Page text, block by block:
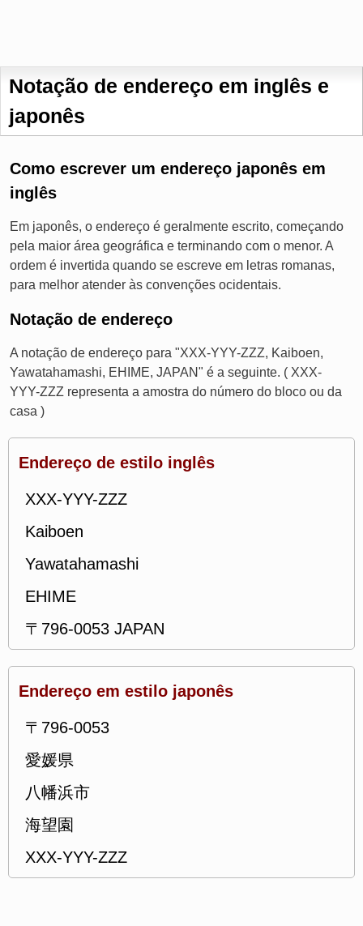
Notação de endereço em inglês e
japonês
Como escrever um endereço japonês em
inglês
Em japonês, o endereço é geralmente escrito, começando
pela maior área geográfica e terminando com o menor. A
ordem é invertida quando se escreve em letras romanas,
para melhor atender às convenções ocidentais.
Notação de endereço
A notação de endereço para "XXX-YYY-ZZZ, Kaiboen,
Yawatahamashi, EHIME, JAPAN" é a seguinte. ( XXX-
YYY-ZZZ representa a amostra do número do bloco ou da
casa )
Endereço de estilo inglês
XXX-YYY-ZZZ
Kaiboen
Yawatahamashi
EHIME
〒796-0053 JAPAN
Endereço em estilo japonês
〒796-0053
愛媛県
八幡浜市
海望園
XXX-YYY-ZZZ